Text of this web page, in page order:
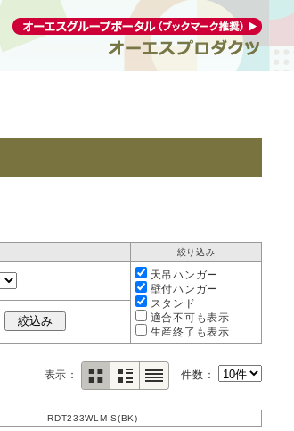
絞り込み
天吊ハンガー
壁付ハンガー
スタンド
適合不可も表示
生産終了も表示
表示： 件数：
RDT233WLM-S(BK)